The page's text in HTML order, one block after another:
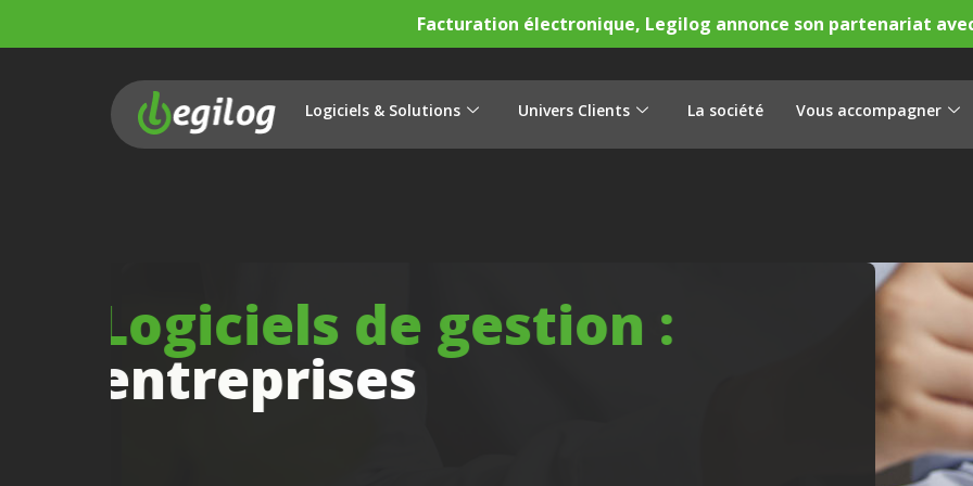
Facturation électronique, Legilog annonce son partenariat avec
Logiciels & Solutions Univers Clients La société Vous accompagner
Logiciels de gestion :
entreprises